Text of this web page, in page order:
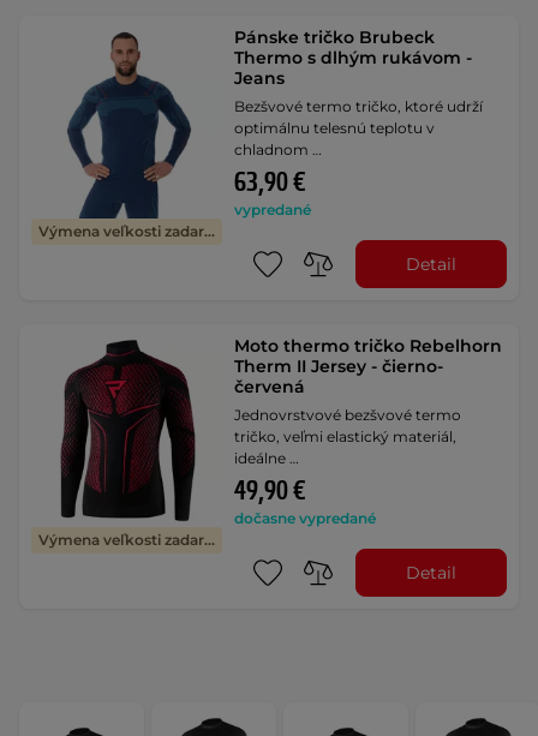
Výmena veľkosti zadarmo
Pánske tričko Brubeck
Thermo s dlhým rukávom -
Jeans
Bezšvové termo tričko, ktoré udrží
optimálnu telesnú teplotu v
chladnom …
63,90 €
vypredané
Detail
Výmena veľkosti zadarmo
Moto thermo tričko Rebelhorn
Therm II Jersey - čierno-
červená
Jednovrstvové bezšvové termo
tričko, veľmi elastický materiál,
ideálne …
49,90 €
dočasne vypredané
Detail